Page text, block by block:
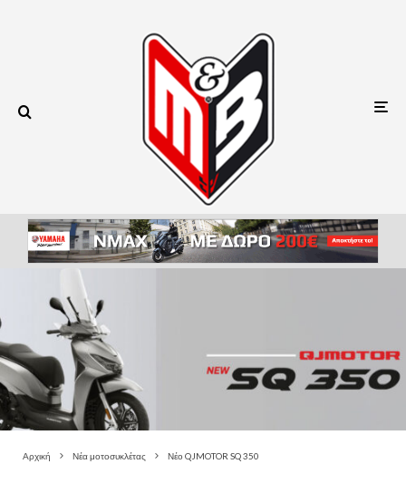
Αρχική Νέα μοτοσυκλέτας Νέο QJMOTOR SQ 350